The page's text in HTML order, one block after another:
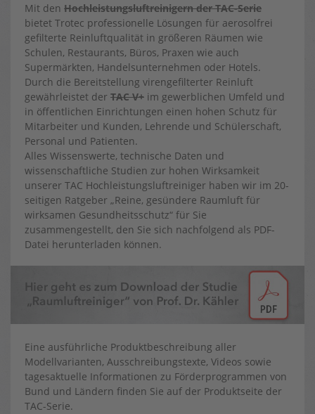
Mit den Hochleistungsluftreinigern der TAC-Serie
bietet Trotec professionelle Lösungen für aerosolfrei
gefilterte Reinluftqualität in größeren Räumen wie
Schulen, Restaurants, Büros, Praxen wie auch
Supermärkten, Handelsunternehmen oder Hotels.
Durch die Bereitstellung virengefilterter Reinluft
gewährleistet der TAC V+ im gewerblichen Umfeld und
in öffentlichen Einrichtungen einen hohen Schutz für
Mitarbeiter und Kunden, Lehrende und Schülerschaft,
Personal und Patienten.
Alles Wissenswerte, technische Daten und
wissenschaftliche Studien zur hohen Wirksamkeit
unserer TAC Hochleistungsluftreiniger haben wir im 20-
seitigen Ratgeber „Reine, gesündere Raumluft für
wirksamen Gesundheitsschutz“ für Sie
zusammengestellt, den Sie sich nachfolgend als PDF-
Datei herunterladen können.
Eine ausführliche Produktbeschreibung aller
Modellvarianten, Ausschreibungstexte, Videos sowie
tagesaktuelle Informationen zu Förderprogrammen von
Bund und Ländern finden Sie auf der Produktseite der
TAC-Serie.